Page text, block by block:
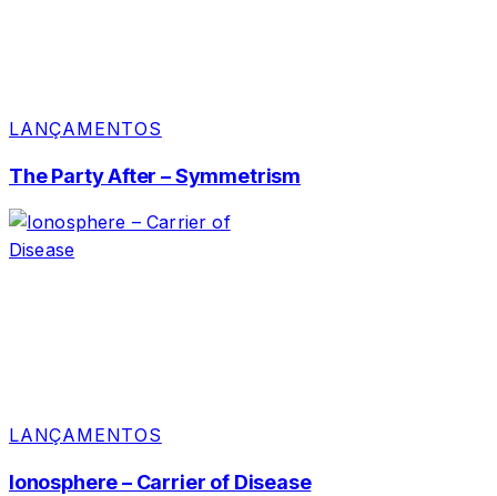
LANÇAMENTOS
The Party After – Symmetrism
LANÇAMENTOS
Ionosphere – Carrier of Disease